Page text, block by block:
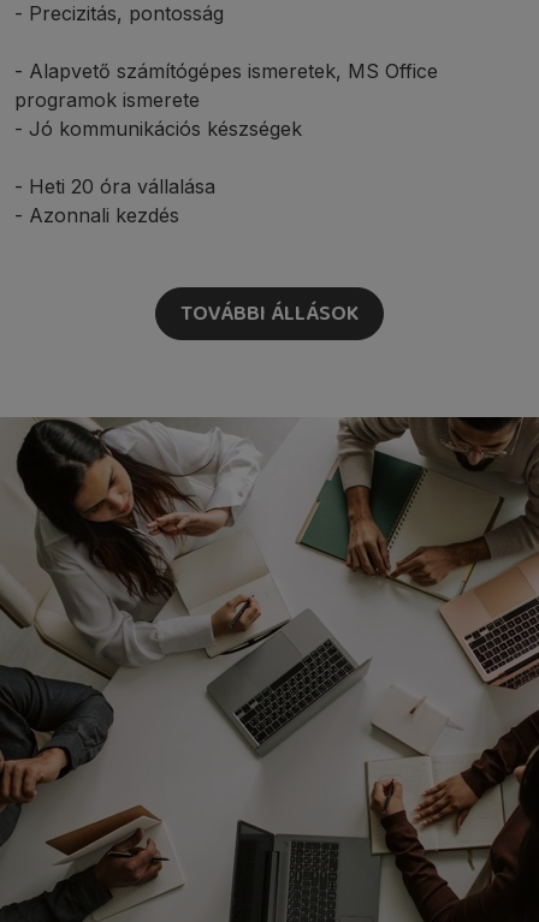
- Precizitás, pontosság
- Alapvető számítógépes ismeretek, MS Office
programok ismerete
- Jó kommunikációs készségek
- Heti 20 óra vállalása
- Azonnali kezdés
TOVÁBBI ÁLLÁSOK